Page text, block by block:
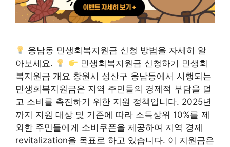
웅남동 민생회복지원금 신청 방법을 자세히 알
아보세요.
민생회복지원금 신청하기 민생회
복지원금 개요 창원시 성산구 웅남동에서 시행되는
민생회복지원금은 지역 주민들의 경제적 부담을 덜
고 소비를 촉진하기 위한 지원 정책입니다. 2025년
까지 지원 대상 및 기준에 따라 소득상위 10%를 제
외한 주민들에게 소비쿠폰을 제공하여 지역 경제
revitalization을 목표로 하고 있습니다. 이 지원금은